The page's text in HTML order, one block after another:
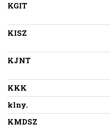
KGIT
KISZ
KJNT
KKK
klny.
KMDSZ